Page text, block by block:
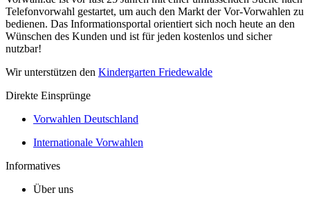
Telefonvorwahl gestartet, um auch den Markt der Vor-Vorwahlen zu
bedienen. Das Informationsportal orientiert sich noch heute an den
Wünschen des Kunden und ist für jeden kostenlos und sicher
nutzbar!
Wir unterstützen den Kindergarten Friedewalde
Direkte Einsprünge
Vorwahlen Deutschland
Internationale Vorwahlen
Informatives
Über uns